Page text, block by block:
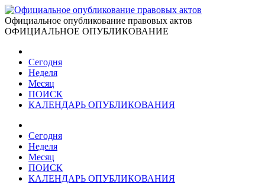
Официальное опубликование правовых актов
ОФИЦИАЛЬНОЕ ОПУБЛИКОВАНИЕ
Сегодня
Неделя
Месяц
ПОИСК
КАЛЕНДАРЬ ОПУБЛИКОВАНИЯ
Сегодня
Неделя
Месяц
ПОИСК
КАЛЕНДАРЬ ОПУБЛИКОВАНИЯ